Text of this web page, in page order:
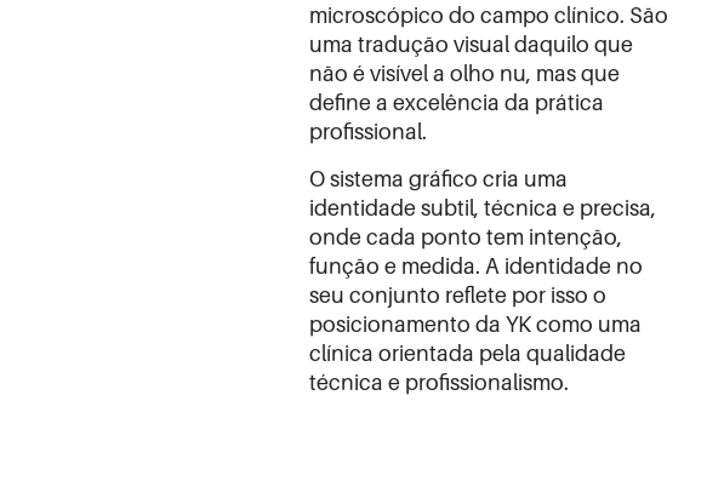
microscópico do campo clínico. São
uma tradução visual daquilo que
não é visível a olho nu, mas que
define a excelência da prática
profissional.
O sistema gráfico cria uma
identidade subtil, técnica e precisa,
onde cada ponto tem intenção,
função e medida. A identidade no
seu conjunto reflete por isso o
posicionamento da YK como uma
clínica orientada pela qualidade
técnica e profissionalismo.